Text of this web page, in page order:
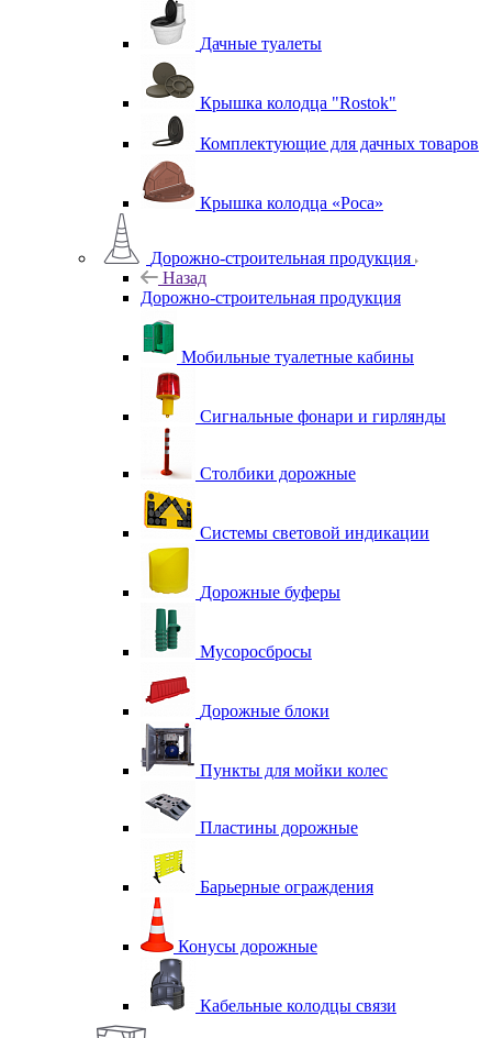
Дачные туалеты
Крышка колодца "Rostok"
Комплектующие для дачных товаров
Крышка колодца «Роса»
Дорожно-строительная продукция
Назад
Дорожно-строительная продукция
Мобильные туалетные кабины
Сигнальные фонари и гирлянды
Столбики дорожные
Системы световой индикации
Дорожные буферы
Мусоросбросы
Дорожные блоки
Пункты для мойки колес
Пластины дорожные
Барьерные ограждения
Конусы дорожные
Кабельные колодцы связи